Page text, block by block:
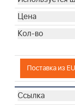
Поставка из